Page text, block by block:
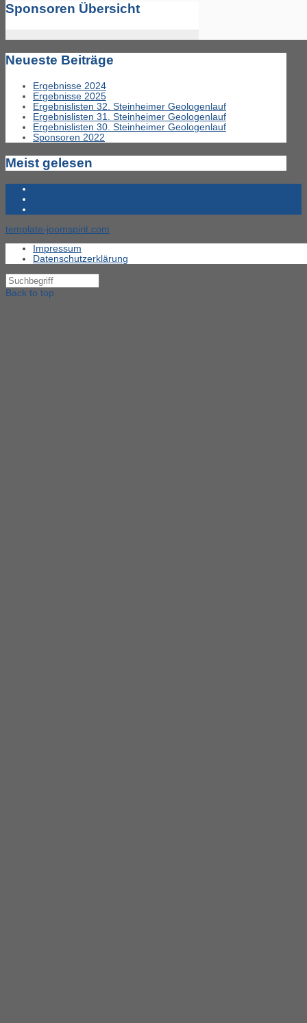
Sponsoren Übersicht
Neueste Beiträge
Ergebnisse 2024
Ergebnisse 2025
Ergebnislisten 32. Steinheimer Geologenlauf
Ergebnislisten 31. Steinheimer Geologenlauf
Ergebnislisten 30. Steinheimer Geologenlauf
Sponsoren 2022
Meist gelesen
template-joomspirit.com
Impressum
Datenschutzerklärung
Back to top